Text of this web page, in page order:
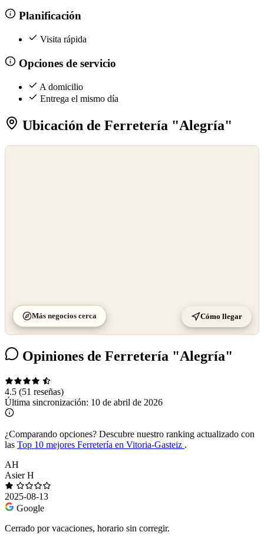
Planificación
Visita rápida
Opciones de servicio
A domicilio
Entrega el mismo día
Ubicación de Ferretería "Alegría"
Más negocios cerca Cómo llegar
Opiniones de Ferretería "Alegría"
4.5 (51 reseñas)
Última sincronización: 10 de abril de 2026
¿Comparando opciones? Descubre nuestro ranking actualizado con
las Top 10 mejores Ferretería en Vitoria-Gasteiz .
AH
Asier H
2025-08-13
Google
Cerrado por vacaciones, horario sin corregir.